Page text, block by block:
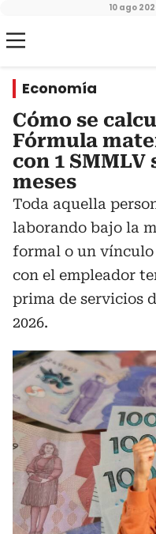
10 ago
Economía
Cómo se
Fórmula
con 1 SMMLV
meses
Toda aquella
laborando bajo la
formal o un
con el empleador
prima de servicios
2026.